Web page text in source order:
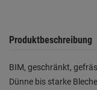
Produktbeschreibung
BIM, geschränkt,
Dünne bis starke